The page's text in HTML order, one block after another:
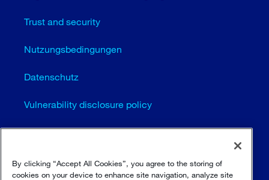
Trust and security
Nutzungsbedingungen
Datenschutz
Vulnerability disclosure policy
Cookie-Einstellungen (EN)
Seitenübersicht
By clicking “Accept All Cookies”, you agree to the storing of
cookies on your device to enhance site navigation, analyze site